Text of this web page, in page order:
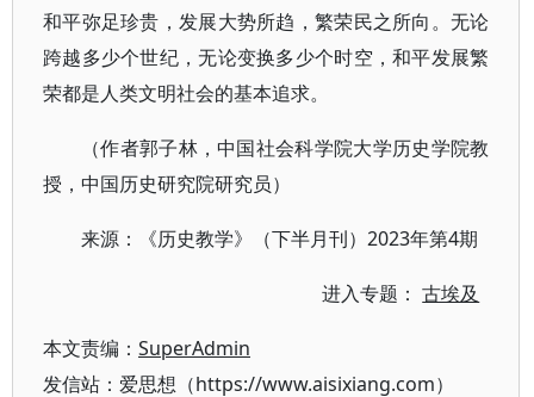
和平弥足珍贵，发展大势所趋，繁荣民之所向。无论
跨越多少个世纪，无论变换多少个时空，和平发展繁
荣都是人类文明社会的基本追求。
（作者郭子林，中国社会科学院大学历史学院教
授，中国历史研究院研究员）
来源：《历史教学》（下半月刊）2023年第4期
进入专题：古埃及
本文责编： SuperAdmin
发信站：爱思想（https://www.aisixiang.com）